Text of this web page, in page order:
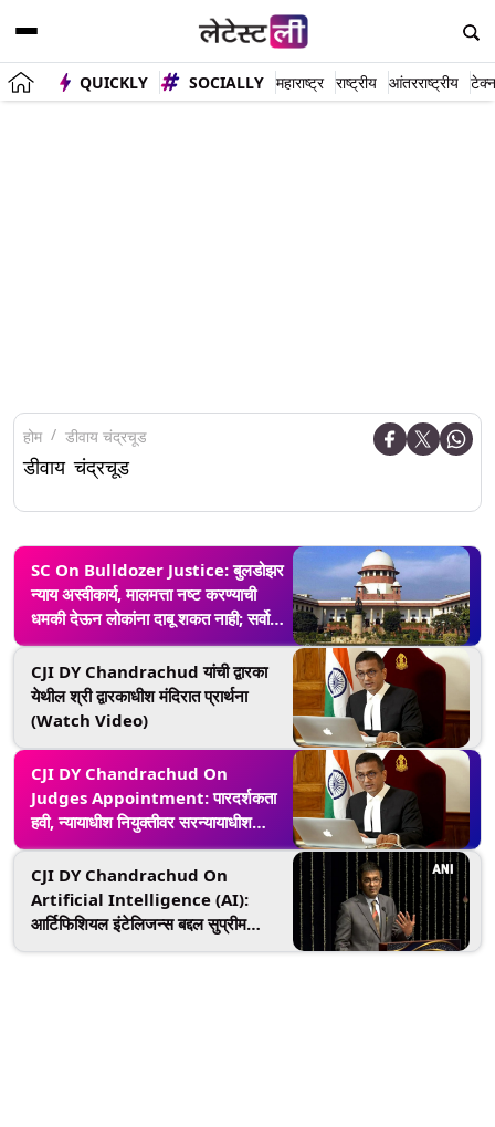
QUICKLY SOCIALLY महाराष्ट्र राष्ट्रीय आंतरराष्ट्रीय
होम डीवाय चंद्रचूड
डीवाय चंद्रचूड
SC On Bulldozer Justice: बुलडोझर
न्याय अस्वीकार्य, मालमत्ता नष्ट करण्याची
धमकी देऊन लोकांना दाबू शकत नाही; सर्वोच्च
न्यायालयाची भूमिका
CJI DY Chandrachud यांची द्वारका
येथील श्री द्वारकाधीश मंदिरात प्रार्थना
(Watch Video)
CJI DY Chandrachud On
Judges Appointment: पारदर्शकता
हवी, न्यायाधीश नियुक्तीवर सरन्यायाधीश
धनंजय चंद्रचूड यांची महत्त्वाचे विधान
CJI DY Chandrachud On
Artificial Intelligence (AI):
आर्टिफिशियल इंटेलिजन्स बद्दल सुप्रीम